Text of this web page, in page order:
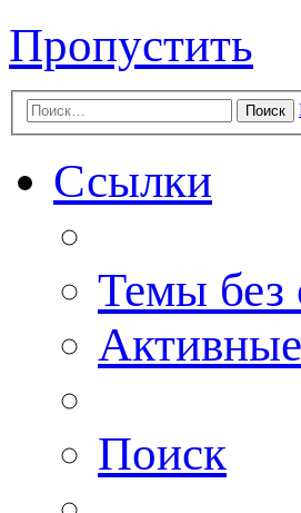
Пропустить
Поиск
Ссылки
Темы без
Поиск